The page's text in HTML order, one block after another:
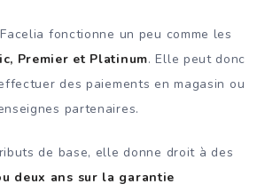
fonctionne un peu comme les
Premier et Platinum. Elle peut donc
des paiements en magasin ou
partenaires.
de base, elle donne droit à des
deux ans sur la garantie